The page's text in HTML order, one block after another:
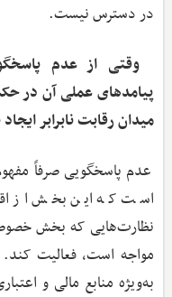
در دسترس نیست.
وقتی از عدم
پیامدهای عملی آن در
میدان رقابت نابرابر
عدم پاسخگویی صرفاً
است که این بخش از
نظارت‌هایی که بخش
مواجه است، فعالیت
به‌ویژه منابع مالی و